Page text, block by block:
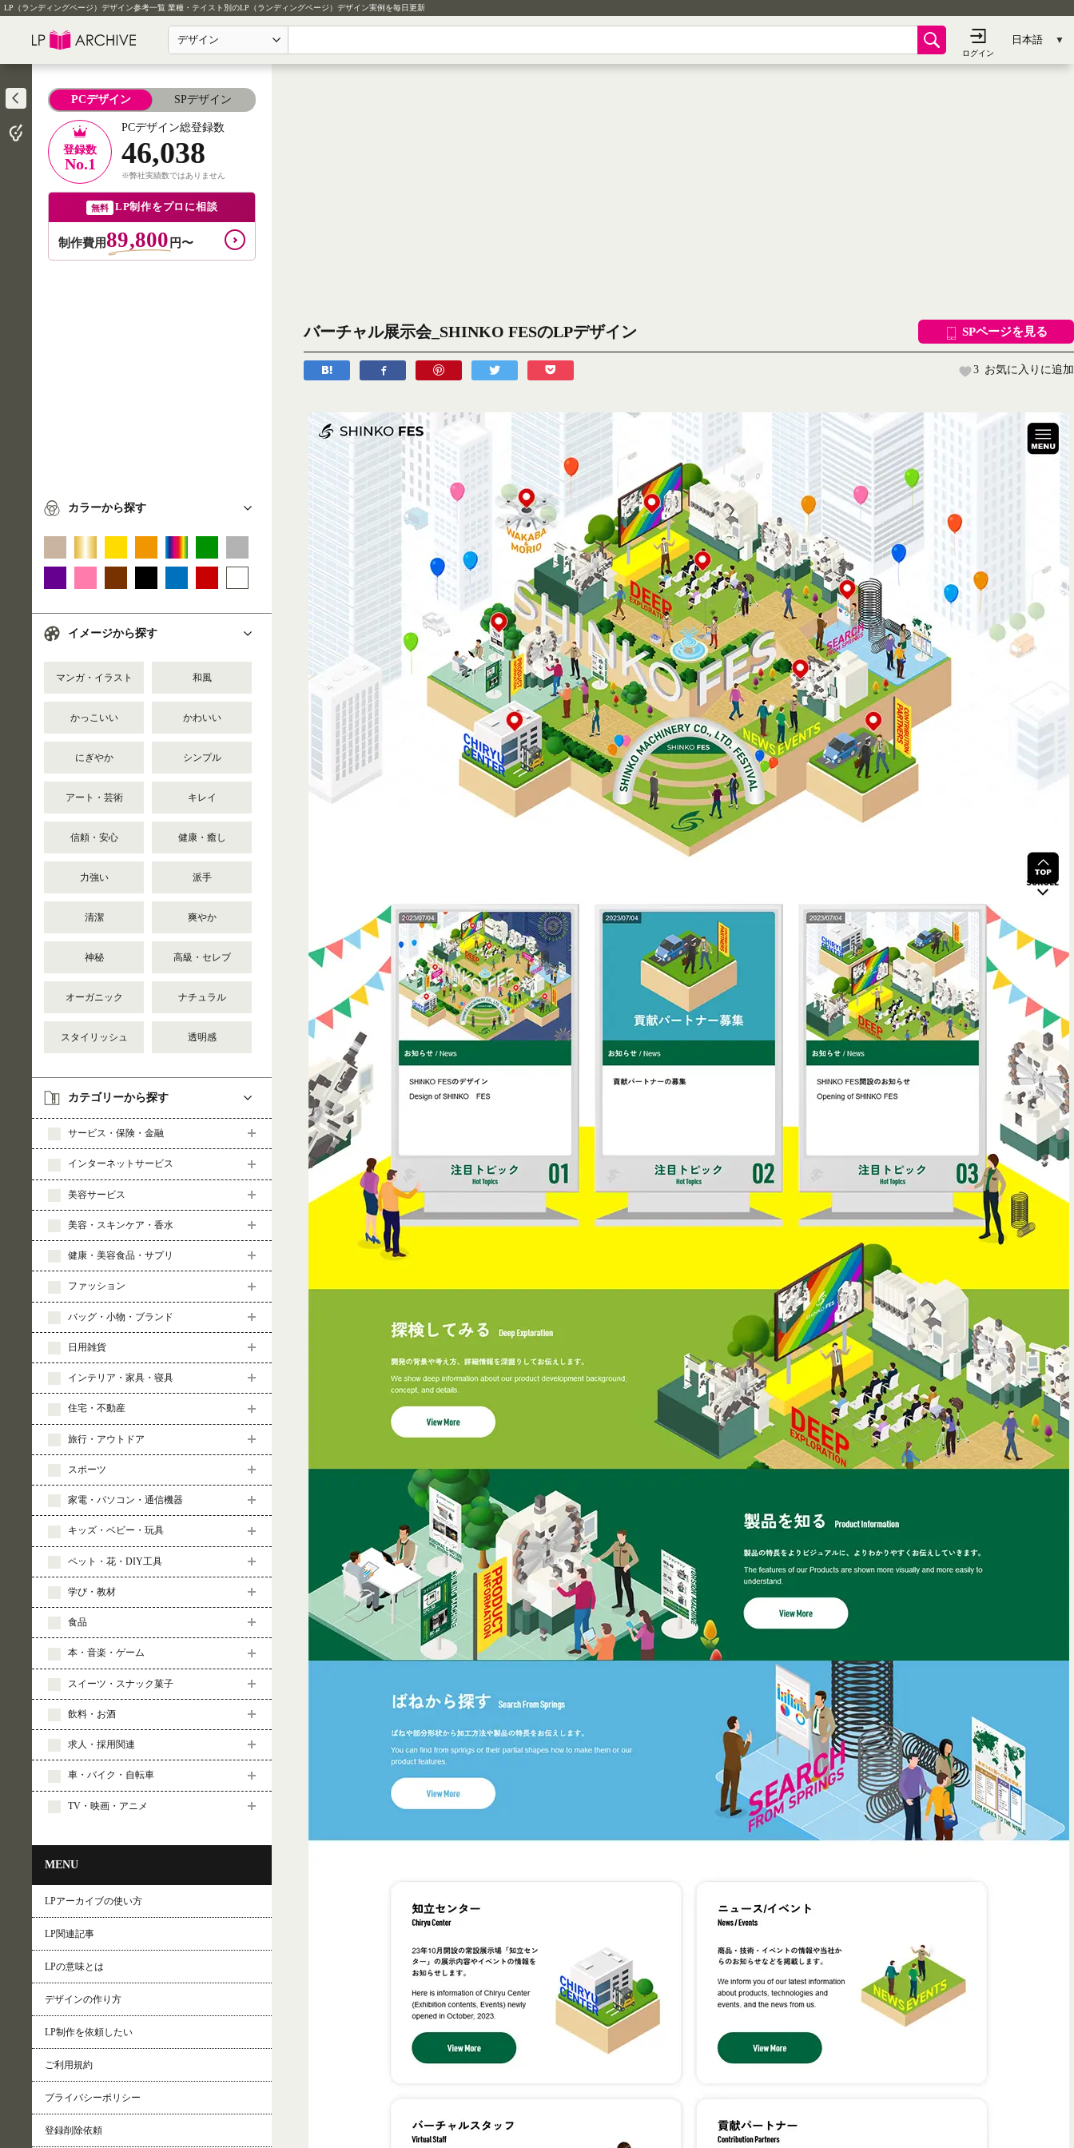
LP（ランディングページ）デザイン参考一覧 業種・テイスト別のLP（ランディングページ）デザイン実例を毎日更新
デザイン
PCデザイン SPデザイン
登録数
No.1
PCデザイン総登録数
46,038
※弊社実績数ではありません
無料 LP制作をプロに相談
制作費用89,800 円〜
カラーから探す
イメージから探す
マンガ・イラスト 和風
かっこいい かわいい
にぎやか シンプル
アート・芸術 キレイ
信頼・安心 健康・癒し
力強い 派手
清潔 爽やか
神秘 高級・セレブ
オーガニック ナチュラル
スタイリッシュ 透明感
カテゴリーから探す
サービス・保険・金融
インターネットサービス
美容サービス
美容・スキンケア・香水
健康・美容食品・サプリ
ファッション
バッグ・小物・ブランド
日用雑貨
インテリア・家具・寝具
住宅・不動産
旅行・アウトドア
スポーツ
家電・パソコン・通信機器
キッズ・ベビー・玩具
ペット・花・DIY工具
学び・教材
食品
本・音楽・ゲーム
スイーツ・スナック菓子
飲料・お酒
求人・採用関連
車・バイク・自転車
TV・映画・アニメ
MENU
LPアーカイブの使い方
LP関連記事
LPの意味とは
デザインの作り方
LP制作を依頼したい
ご利用規約
プライバシーポリシー
登録削除依頼
バーチャル展示会_SHINKO FESのLPデザイン SPページを見る
3 お気に入りに追加